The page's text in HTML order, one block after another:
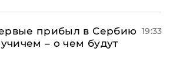
прибыл в Сербию
– о чем будут
19:33